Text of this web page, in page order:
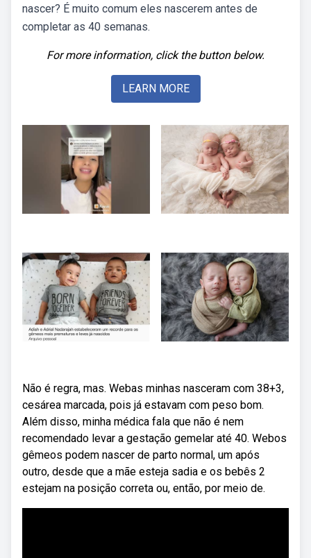
nascer? É muito comum eles nascerem antes de
completar as 40 semanas.
For more information, click the button below.
LEARN MORE
Não é regra, mas. Webas minhas nasceram com 38+3,
cesárea marcada, pois já estavam com peso bom.
Além disso, minha médica fala que não é nem
recomendado levar a gestação gemelar até 40. Webos
gêmeos podem nascer de parto normal, um após
outro, desde que a mãe esteja sadia e os bebês 2
estejam na posição correta ou, então, por meio de.